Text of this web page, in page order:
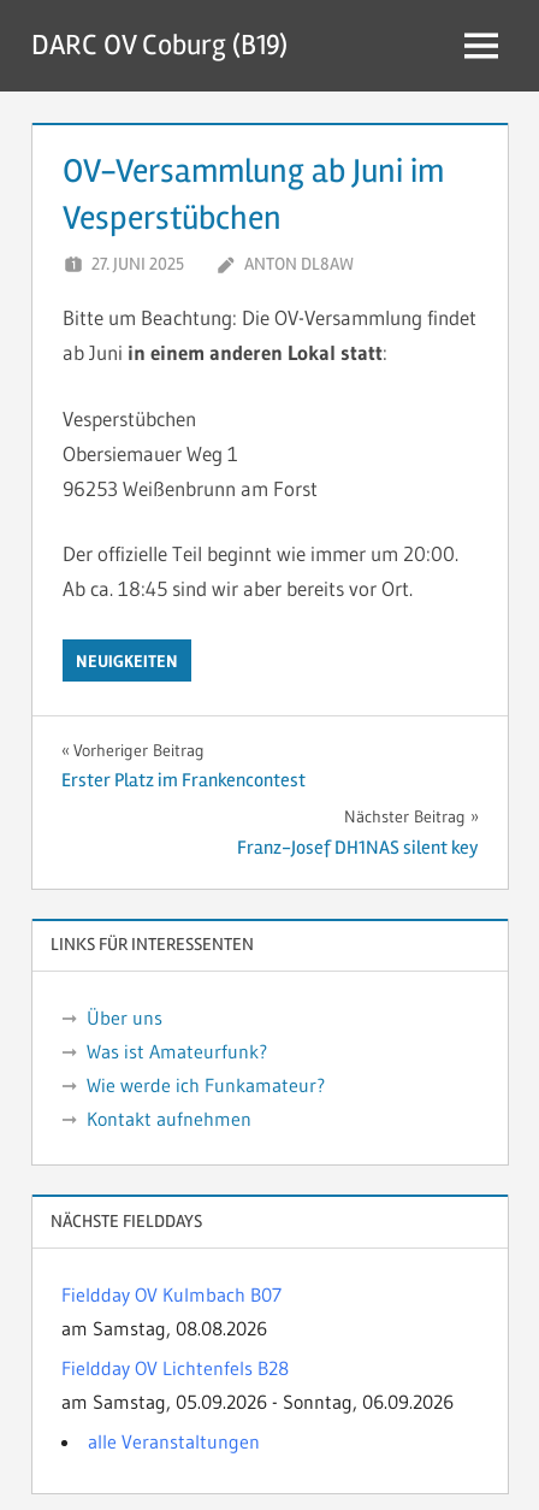
Inhalt
springen
DARC OV Coburg (B19) Menü
OV-Versammlung ab Juni im
Vesperstübchen
27. JUNI 2025 ANTON DL8AW
Bitte um Beachtung: Die OV-Versammlung findet
ab Juni in einem anderen Lokal statt:
Vesperstübchen
Obersiemauer Weg 1
96253 Weißenbrunn am Forst
Der offizielle Teil beginnt wie immer um 20:00.
Ab ca. 18:45 sind wir aber bereits vor Ort.
NEUIGKEITEN
Beitragsnavigation
Vorheriger Beitrag
Erster Platz im Frankencontest
Nächster Beitrag
Franz-Josef DH1NAS silent key
LINKS FÜR INTERESSENTEN
Über uns
Was ist Amateurfunk?
Wie werde ich Funkamateur?
Kontakt aufnehmen
NÄCHSTE FIELDDAYS
Fieldday OV Kulmbach B07
am Samstag, 08.08.2026
Fieldday OV Lichtenfels B28
am Samstag, 05.09.2026 - Sonntag, 06.09.2026
alle Veranstaltungen